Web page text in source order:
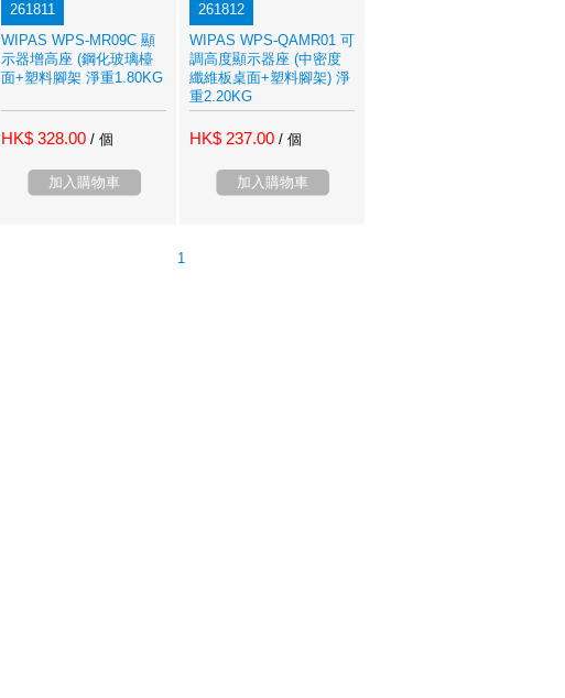
261811
WIPAS WPS-MR09C 顯
示器增高座 (鋼化玻璃檯
面+塑料腳架 淨重1.80KG
HK$ 328.00 / 個
加入購物車
261812
WIPAS WPS-QAMR01 可
調高度顯示器座 (中密度
纖維板桌面+塑料腳架) 淨
重2.20KG
HK$ 237.00 / 個
加入購物車
1